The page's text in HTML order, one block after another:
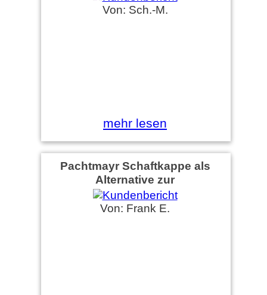
Von: Sch.-M.
mehr lesen
Pachtmayr Schaftkappe als
Alternative zur
Schaftverlängerung der Browning
B25
Von: Frank E.